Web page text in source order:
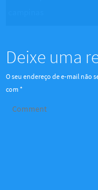
Deixe uma
O seu endereço de e-mail não
com *